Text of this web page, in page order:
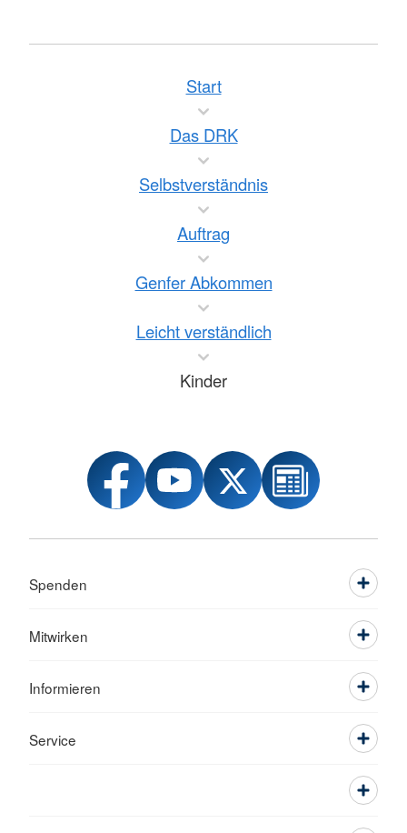
Start
Das DRK
Selbstverständnis
Auftrag
Genfer Abkommen
Leicht verständlich
Kinder
Spenden
Mitwirken
Informieren
Service